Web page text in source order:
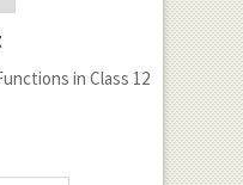
in Class 12